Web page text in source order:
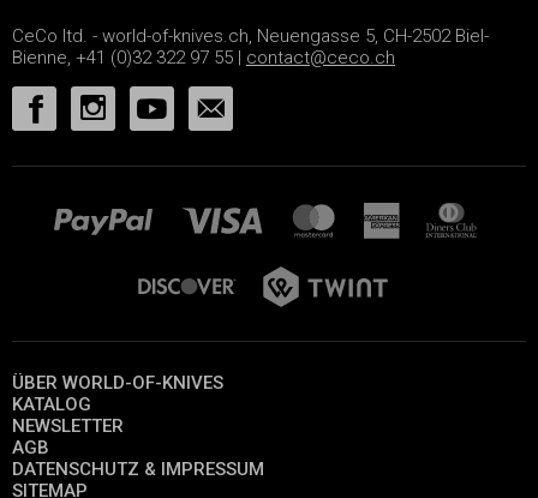
CeCo ltd. - world-of-knives.ch, Neuengasse 5, CH-2502 Biel-
Bienne, +41 (0)32 322 97 55 | contact@ceco.ch
ÜBER WORLD-OF-KNIVES
KATALOG
NEWSLETTER
AGB
DATENSCHUTZ & IMPRESSUM
SITEMAP